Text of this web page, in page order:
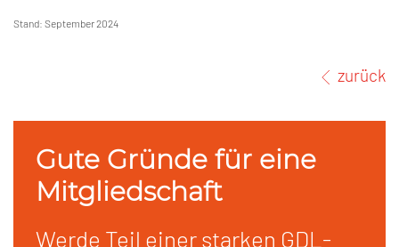
Stand: September 2024
zurück
Gute Gründe für eine
Mitgliedschaft
Werde Teil einer starken GDL-